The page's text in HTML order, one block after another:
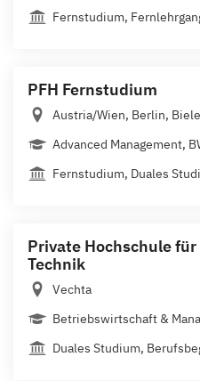
Fernstudium,
PFH Fernstudium
Austria/Wien, Berlin,
Advanced Management,
Fernstudium, Duales
Private Hochschule
Technik
Vechta
Betriebswirtschaft &
Duales Studium,